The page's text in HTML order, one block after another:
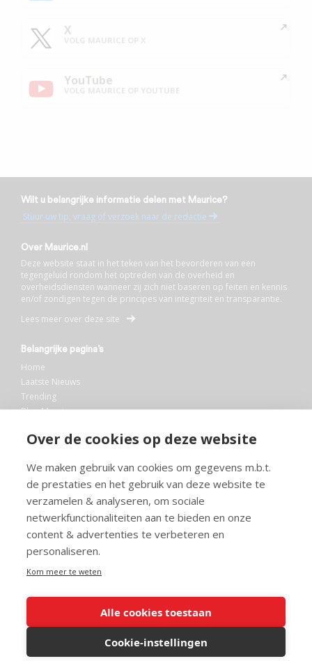
Over de cookies op deze website
We maken gebruik van cookies om gegevens m.b.t.
de prestaties en het gebruik van deze website te
verzamelen & analyseren, om sociale
netwerkfunctionaliteiten aan te bieden en onze
content & advertenties te verbeteren en
personaliseren.
Kom meer te weten
Alle cookies toestaan
Cookie-instellingen
X
YouTube
Wilt u belangrijke informatie delen met Maurice?
Stuur uw tip, vraag of verzoek naar de redactie
Over Maurice.nl
Deze website staat in het teken van het bevorderen van een
tegengeluid rondom het optreden van de overheid en
overheidsdiensten wanneer zij zich niet baseren op feiten en kennis
en/of zondigen tegen de principes van integriteit en transparantie.
Lees meer over deze site
Belangrijke pagina’s
Home
Laatste Nieuws
Trending
Blog Maurice
Bibliotheek
Info en service
FAQ
Doneren
Privacy
Voorwaarden
Meedoen
© 2026 Maurice.nl - Alle rechten voorbehouden. Op alle artikelen rust
copyright. Voor meer info, mail naarcontact@maurice.nl.